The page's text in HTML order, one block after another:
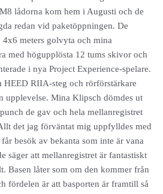
lådorna kom hem i Augusti och de
redan vid paketöppningen. De
meters golvyta och mina
med högupplösta 12 tums skivor och
i nya Project Experience-spelare.
HEED RIIA-steg och rörförstärkare
upplevelse. Mina Klipsch dömdes ut
de gav och hela mellanregistret
det jag förväntat mig uppfylldes med
besök av bekanta som inte är vana
säger att mellanregistret är fantastiskt
Basen låter som om den kommer från
fördelen är att basporten är framtill så